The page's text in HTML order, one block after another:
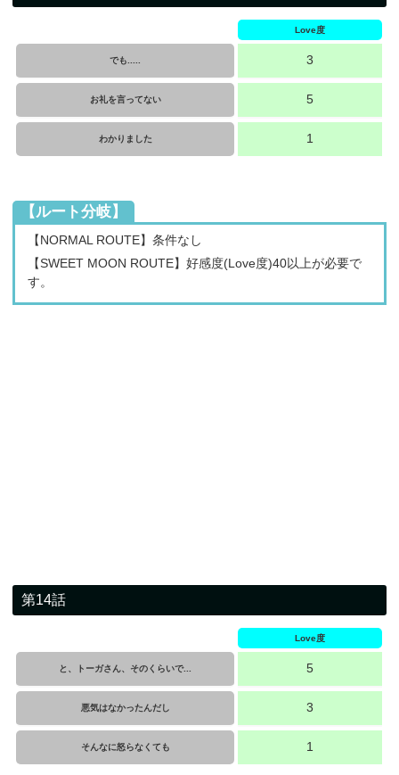
Love度
でも..... 3
お礼を言ってない 5
わかりました 1
【ルート分岐】
【NORMAL ROUTE】条件なし
【SWEET MOON ROUTE】好感度(Love度)40以上が必要で
す。
第14話
Love度
と、トーガさん、そのくらいで... 5
悪気はなかったんだし 3
そんなに怒らなくても 1